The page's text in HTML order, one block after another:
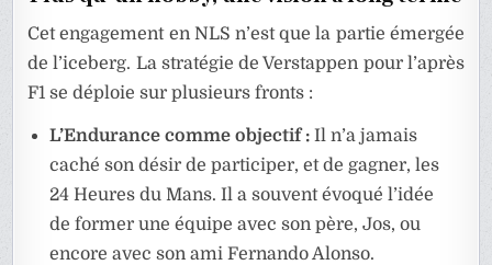
Cet engagement en NLS n’est que la partie émergée
de l’iceberg. La stratégie de Verstappen pour l’après
F1 se déploie sur plusieurs fronts :
L’Endurance comme objectif : Il n’a jamais
caché son désir de participer, et de gagner, les
24 Heures du Mans. Il a souvent évoqué l’idée
de former une équipe avec son père, Jos, ou
encore avec son ami Fernando Alonso.